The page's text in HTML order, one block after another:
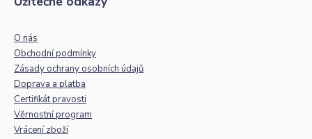
O nás
Obchodní podmínky
Zásady ochrany osobních údajů
Doprava a platba
Certifikát pravosti
Věrnostní program
Vrácení zboží